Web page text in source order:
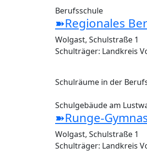
Berufsschule
➽Regionales
Wolgast, Schulstraße 1
Schulträger: Landkreis
Schulräume in der
Schulgebäude am
➽Runge-
Wolgast, Schulstraße 1
Schulträger: Landkreis